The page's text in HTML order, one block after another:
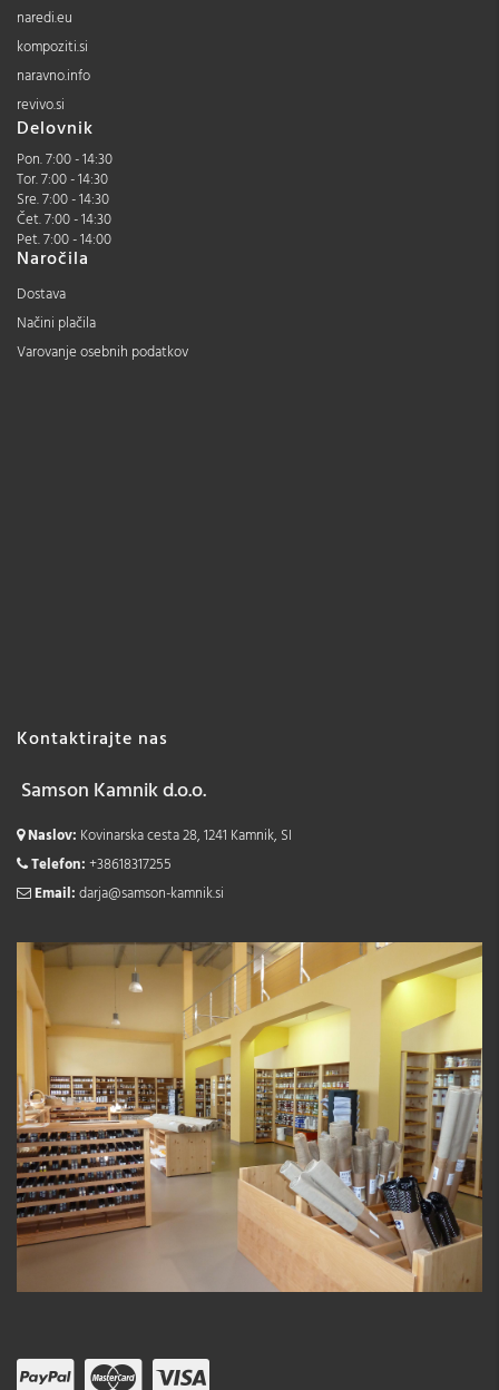
naredi.eu
kompoziti.si
naravno.info
revivo.si
Delovnik
Pon. 7:00 - 14:30
Tor. 7:00 - 14:30
Sre. 7:00 - 14:30
Čet. 7:00 - 14:30
Pet. 7:00 - 14:00
Naročila
Dostava
Načini plačila
Varovanje osebnih podatkov
Kontaktirajte nas
Samson Kamnik d.o.o.
Naslov: Kovinarska cesta 28, 1241 Kamnik, SI
Telefon:+38618317255
Email:darja@samson-kamnik.si